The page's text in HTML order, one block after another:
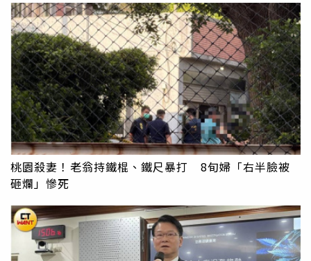
桃園殺妻！老翁持鐵棍、鐵尺暴打 8旬婦「右半臉被
砸爛」慘死